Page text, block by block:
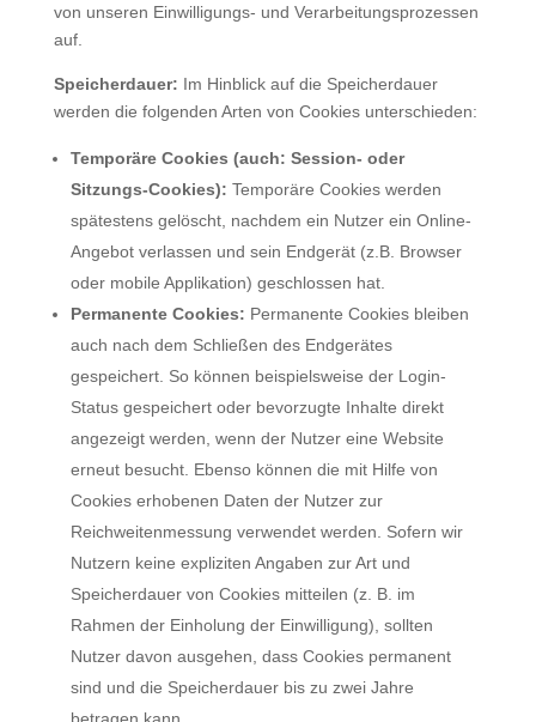
von unseren Einwilligungs- und Verarbeitungsprozessen
auf.
Speicherdauer: Im Hinblick auf die Speicherdauer
werden die folgenden Arten von Cookies unterschieden:
Temporäre Cookies (auch: Session- oder
Sitzungs-Cookies): Temporäre Cookies werden
spätestens gelöscht, nachdem ein Nutzer ein Online-
Angebot verlassen und sein Endgerät (z.B. Browser
oder mobile Applikation) geschlossen hat.
Permanente Cookies: Permanente Cookies bleiben
auch nach dem Schließen des Endgerätes
gespeichert. So können beispielsweise der Login-
Status gespeichert oder bevorzugte Inhalte direkt
angezeigt werden, wenn der Nutzer eine Website
erneut besucht. Ebenso können die mit Hilfe von
Cookies erhobenen Daten der Nutzer zur
Reichweitenmessung verwendet werden. Sofern wir
Nutzern keine expliziten Angaben zur Art und
Speicherdauer von Cookies mitteilen (z. B. im
Rahmen der Einholung der Einwilligung), sollten
Nutzer davon ausgehen, dass Cookies permanent
sind und die Speicherdauer bis zu zwei Jahre